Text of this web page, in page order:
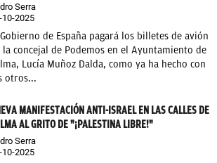
Serra
10-2025
de España pagará los billetes de avión
la concejal de Podemos en el Ayuntamiento de
Lucía Muñoz Dalda, como ya ha hecho con
otros...
MANIFESTACIÓN ANTI-ISRAEL EN LAS CALLES DE
AL GRITO DE "¡PALESTINA LIBRE!"
Serra
10-2025